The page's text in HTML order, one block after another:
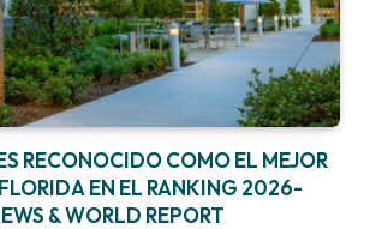
RECONOCIDO COMO EL MEJOR
EN EL RANKING 2026-
& WORLD REPORT